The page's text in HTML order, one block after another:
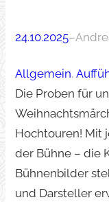
24.10.2025–
Allgemein,
Die Proben für
Hochtouren! Mit
der Bühne – die
Bühnenbilder
und Darsteller